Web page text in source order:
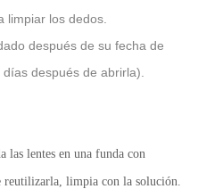
limpiar los dedos.
después de su fecha de
después de abrirla).
las lentes en una funda con
reutilizarla, limpia con la solución.